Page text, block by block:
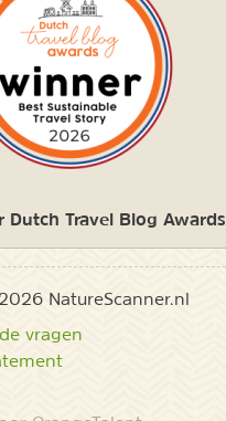
Dutch Travel Blog Awards
NatureScanner.nl
vragen